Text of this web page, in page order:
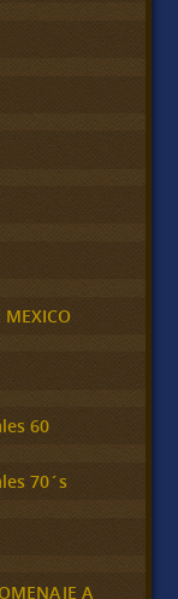
MEXICO
60
70´s
A